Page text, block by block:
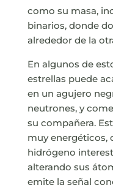
como su masa,
binarios, donde
alrededor de la
En algunos de
estrellas puede
en un agujero
neutrones, y
su compañera.
muy energéticos,
hidrógeno
alterando sus
emite la señal